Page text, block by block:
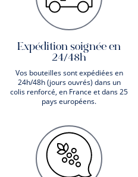
Expédition soignée en
24/48h
Vos bouteilles sont expédiées en
24h/48h (jours ouvrés) dans un
colis renforcé, en France et dans 25
pays européens.